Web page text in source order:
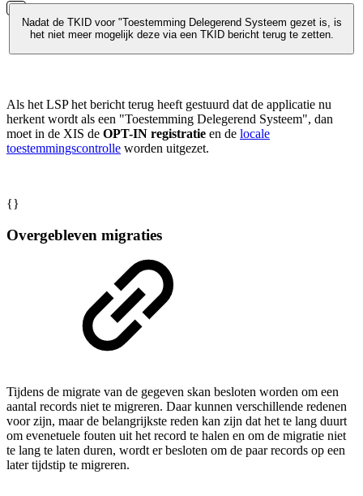
Nadat de TKID voor "Toestemming Delegerend Systeem gezet is, is
het niet meer mogelijk deze via een TKID bericht terug te zetten.
Als het LSP het bericht terug heeft gestuurd dat de applicatie nu
herkent wordt als een "Toestemming Delegerend Systeem", dan
moet in de XIS de OPT-IN registratie en de locale
toestemmingscontrolle worden uitgezet.
{}
Overgebleven migraties
Tijdens de migrate van de gegeven skan besloten worden om een
aantal records niet te migreren. Daar kunnen verschillende redenen
voor zijn, maar de belangrijkste reden kan zijn dat het te lang duurt
om evenetuele fouten uit het record te halen en om de migratie niet
te lang te laten duren, wordt er besloten om de paar records op een
later tijdstip te migreren.